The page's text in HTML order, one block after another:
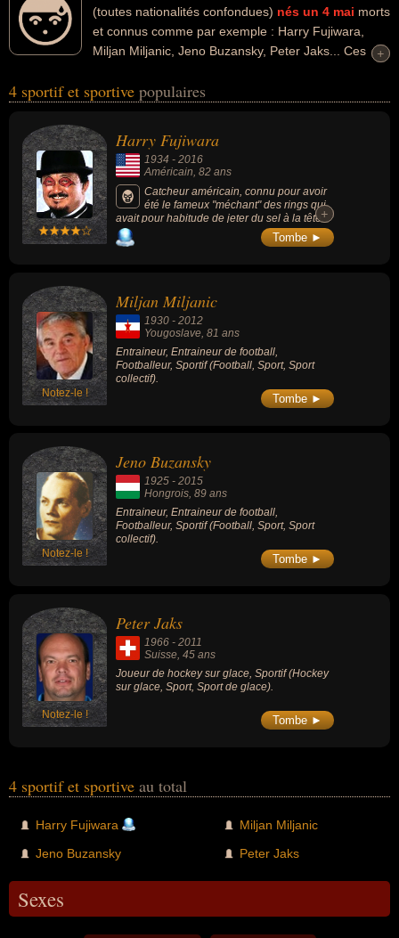
(toutes nationalités confondues) nés un 4 mai morts
et connus comme par exemple : Harry Fujiwara,
Miljan Miljanic, Jeno Buzansky, Peter Jaks... Ces
catch, du sport, du sport de combat, du football, du sport collectif,
également avoir été catcheur, manager, entraineur, entraineur de
football, footballeur ou joueur de hockey sur glace. En ce qui
concerne leurs nationalités au moment de leurs morts, ils peuvent
avoir été américain, yougoslave, hongrois ou suisse par exemple.
+
+
4 sportif et sportive populaires
Harry Fujiwara
1934 - 2016
Américain, 82 ans
Catcheur américain, connu pour avoir
été le fameux "méchant" des rings qui
avait pour habitude de jeter du sel à la tête
des "gentils" catcheurs pour les aveugler.
+
+
Tombe ►
Notez-le !
Miljan Miljanic
1930 - 2012
Yougoslave , 81 ans
Entraineur, Entraineur de football,
Footballeur, Sportif (Football, Sport, Sport
collectif).
Tombe ►
Notez-le !
Jeno Buzansky
1925 - 2015
Hongrois, 89 ans
Entraineur, Entraineur de football,
Footballeur, Sportif (Football, Sport, Sport
collectif).
Tombe ►
Notez-le !
Peter Jaks
1966 - 2011
Suisse , 45 ans
Joueur de hockey sur glace, Sportif (Hockey
sur glace, Sport, Sport de glace).
Tombe ►
4 sportif et sportive au total
Harry Fujiwara
Jeno Buzansky
Miljan Miljanic
Peter Jaks
Sexes